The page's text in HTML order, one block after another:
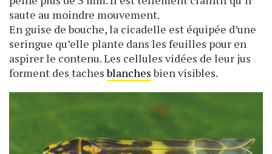
saute au moindre mouvement.
En guise de bouche, la cicadelle est équipée d’une
seringue qu’elle plante dans les feuilles pour en
aspirer le contenu. Les cellules vidées de leur jus
forment des tachesblanchesbien visibles.